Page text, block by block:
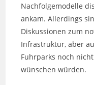
Nachfolgemodelle
ankam. Allerdings
Diskussionen zum
Infrastruktur, aber
Fuhrparks noch
wünschen würden.